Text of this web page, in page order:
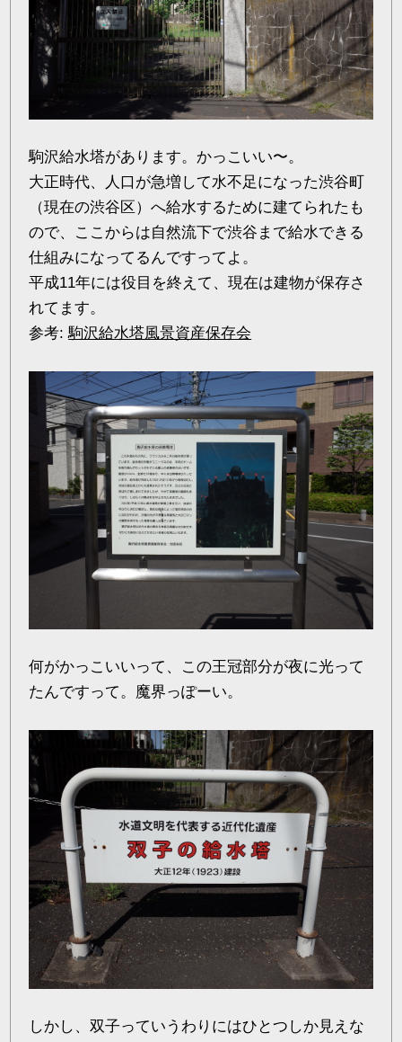
駒沢給水塔があります。かっこいい〜。
大正時代、人口が急増して水不足になった渋谷町
（現在の渋谷区）へ給水するために建てられたも
ので、ここからは自然流下で渋谷まで給水できる
仕組みになってるんですってよ。
平成11年には役目を終えて、現在は建物が保存さ
れてます。
参考:駒沢給水塔風景資産保存会
何がかっこいいって、この王冠部分が夜に光って
たんですって。魔界っぽーい。
しかし、双子っていうわりにはひとつしか見えな